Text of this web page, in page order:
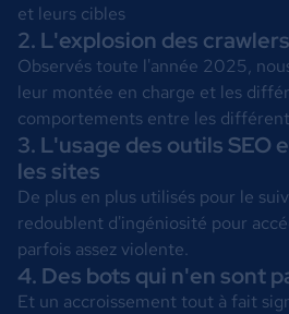
et leurs cibles
2. L'explosion des
Observés toute l'année 2025,
leur montée en charge et les
comportements entre les
3. L'usage des outils SEO
les sites
De plus en plus utilisés pour le
redoublent d'ingéniosité pour
parfois assez violente.
4. Des bots qui n'en sont
Et un accroissement tout à fait